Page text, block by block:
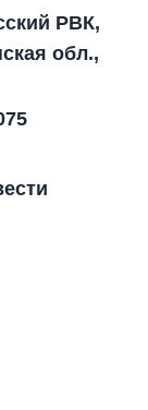
РВК,
обл.,